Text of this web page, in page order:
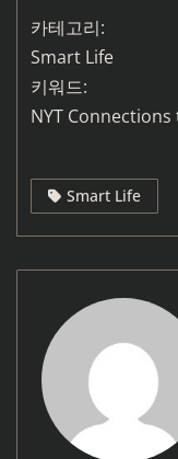
카테고리:
Smart Life
키워드:
NYT
Smart Life